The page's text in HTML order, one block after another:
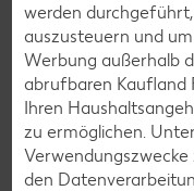
Fisch-Rezepte
Geflügel-Rezepte
Lamm-Rezepte
Grill-Rezepte
werden
auszusteuern und
Werbung außerhalb
abrufbaren Kaufland
Ihren
zu ermöglichen.
den